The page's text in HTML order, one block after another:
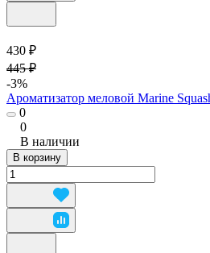
430 ₽
445 ₽
-3%
Ароматизатор меловой Marine
0
0
В наличии
В корзину